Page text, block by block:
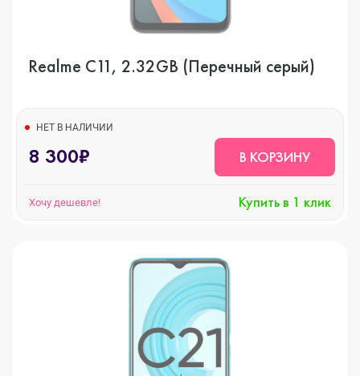
Realme C11, 2.32GB (Перечный серый)
НЕТ В НАЛИЧИИ
8 300₽ В КОРЗИНУ
Хочу дешевле! Купить в 1 клик